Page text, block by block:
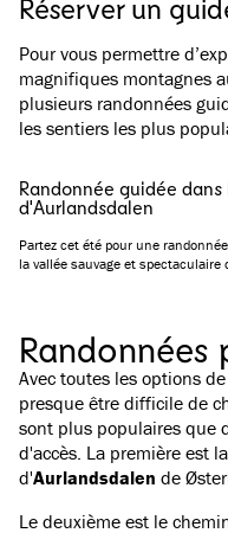
Réserver un
Pour vous permettre
magnifiques montagnes
plusieurs randonnées
les sentiers les plus
Randonnée guidée
d'Aurlandsdalen
Partez cet été pour une
la vallée sauvage et spectaculaire
Randonnées
Avec toutes les options
presque être difficile de
sont plus populaires que
d'accès. La première est
d'Aurlandsdalen de
Le deuxième est le